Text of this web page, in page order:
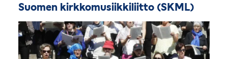
Suomen kirkkomusiikkiliitto (SKML)